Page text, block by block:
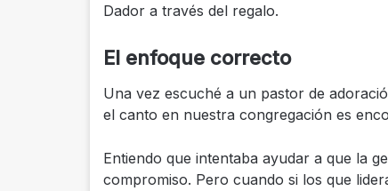
Dador a través del regalo.
El enfoque correcto
Una vez escuché a un pastor de
el canto en nuestra congregación es
Entiendo que intentaba ayudar a que la
compromiso. Pero cuando si los que